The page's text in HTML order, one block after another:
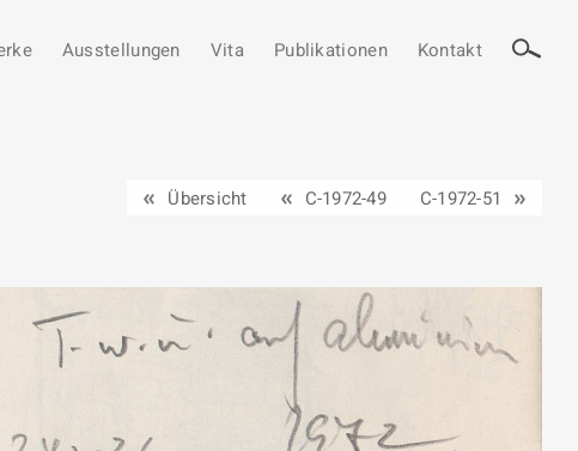
Ausstellungen Vita Publikationen Kontakt
Übersicht C-1972-49 C-1972-51